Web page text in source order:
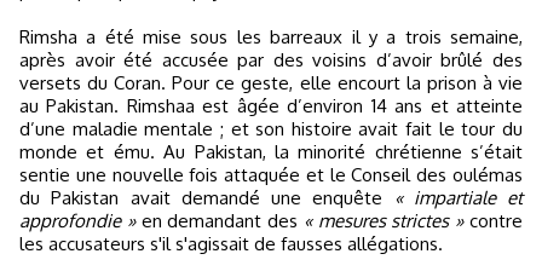
Rimsha a été mise sous les barreaux il y a trois semaine,
après avoir été accusée par des voisins d’avoir brûlé des
versets du Coran. Pour ce geste, elle encourt la prison à vie
au Pakistan. Rimshaa est âgée d’environ 14 ans et atteinte
d’une maladie mentale ; et son histoire avait fait le tour du
monde et ému. Au Pakistan, la minorité chrétienne s’était
sentie une nouvelle fois attaquée et le Conseil des oulémas
du Pakistan avait demandé une enquête
« impartiale et
approfondie »en demandant des « mesures strictes »contre
les accusateurs s'il s'agissait de fausses allégations.